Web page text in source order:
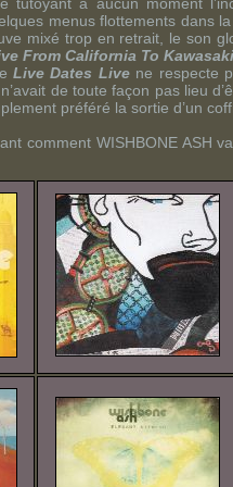
menus flottements dans
mixé trop en retrait, le son
From California To Kawasaki
Live Dates Livene respecte
de toute façon pas lieu
préféré la sortie d’un
comment WISHBONE ASH